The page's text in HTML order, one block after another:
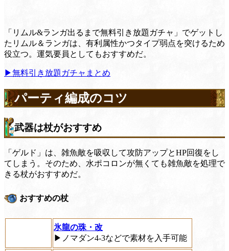
「リムル&ランガ出るまで無料引き放題ガチャ」でゲットし
たリムル＆ランガは、有利属性かつタイプ弱点を突けるため
役立つ。運気要員としてもおすすめだ。
▶無料引き放題ガチャまとめ
パーティ編成のコツ
武器は杖がおすすめ
「ゲルド」は、雑魚敵を吸収して攻防アップとHP回復をし
てしまう。そのため、水ポコロンが無くても雑魚敵を処理で
きる杖がおすすめだ。
おすすめの杖
氷龍の珠・改
▶ノマダン4-3などで素材を入手可能